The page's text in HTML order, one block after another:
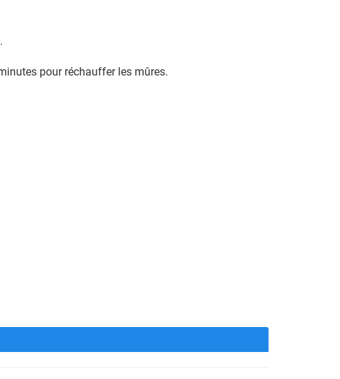
pour réchauffer les mûres.